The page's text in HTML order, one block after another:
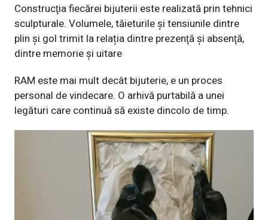
Construcţia fiecărei bijuterii este realizată prin tehnici
sculpturale. Volumele, tăieturile și tensiunile dintre
plin și gol trimit la relația dintre prezenţă şi absenţă,
dintre memorie și uitare
RAM este mai mult decât bijuterie, e un proces
personal de vindecare. O arhivă purtabilă a unei
legături care continuă să existe dincolo de timp.